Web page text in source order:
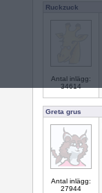
Ruckzuck
Antal inlägg:
34614
Greta grus
Antal inlägg:
27944